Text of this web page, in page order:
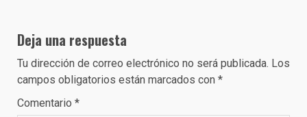
Deja una respuesta
Tu dirección de correo electrónico no será publicada. Los
campos obligatorios están marcados con *
Comentario *